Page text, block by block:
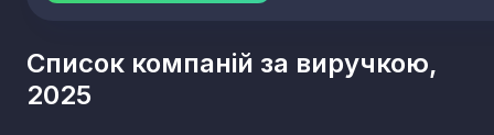
Список компаній за виручкою,
2025